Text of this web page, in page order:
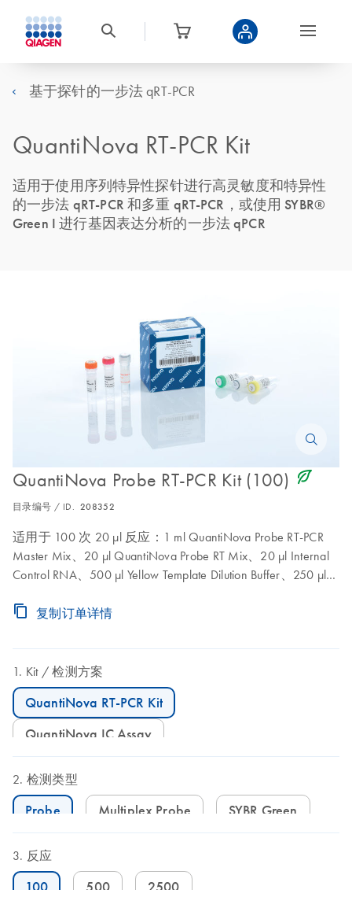
基于探针的一步法 qRT-PCR
QuantiNova RT-PCR Kit
适用于使用序列特异性探针进行高灵敏度和特异性
的一步法 qRT-PCR 和多重 qRT-PCR，或使用 SYBR®
Green I 进行基因表达分析的一步法 qPCR
QuantiNova Probe RT-PCR Kit (100) icon_0368_ls_gen_eco_friendly-s
目录编号 / ID. 208352
适用于 100 次 20 µl 反应：1 ml QuantiNova Probe RT-PCR
Master Mix、20 µl QuantiNova Probe RT Mix、20 µl Internal
Control RNA、500 µl Yellow Template Dilution Buffer、250 µl
复制订单详情
Kit 检测方案
QuantiNova RT-PCR Kit
QuantiNova IC Assay
检测类型
Probe Multiplex Probe SYBR Green
反应
100 500 2500